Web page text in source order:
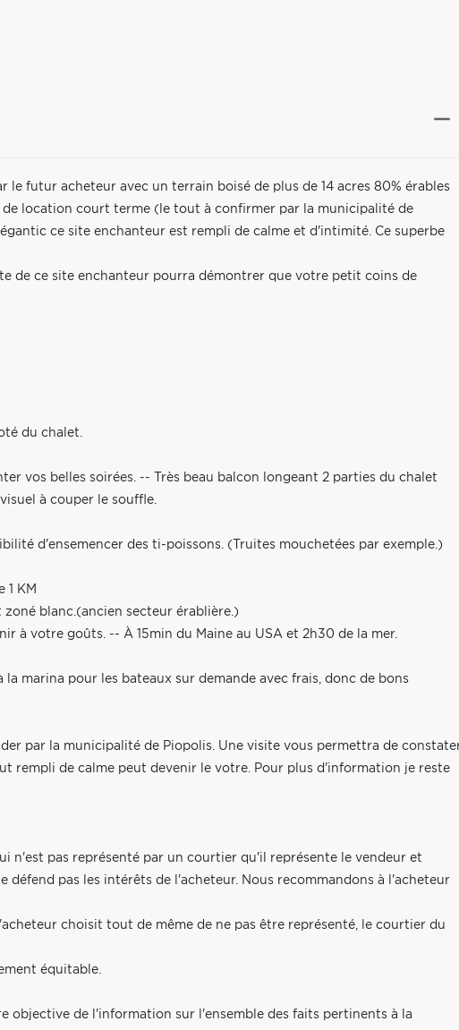
le futur acheteur avec un terrain boisé de plus de 14 acres 80% érables
location court terme (le tout à confirmer par la municipalité de
ce site enchanteur est rempli de calme et d'intimité. Ce superbe
de ce site enchanteur pourra démontrer que votre petit coins de
du chalet.
vos belles soirées. -- Très beau balcon longeant 2 parties du chalet
à couper le souffle.
d'ensemencer des ti-poissons. (Truites mouchetées par exemple.)
1 KM
zoné blanc.(ancien secteur érablière.)
à votre goûts. -- À 15min du Maine au USA et 2h30 de la mer.
la marina pour les bateaux sur demande avec frais, donc de bons
par la municipalité de Piopolis. Une visite vous permettra de
rempli de calme peut devenir le votre. Pour plus d'information je reste
n'est pas représenté par un courtier qu'il représente le vendeur et
défend pas les intérêts de l'acheteur. Nous recommandons à l'acheteur
choisit tout de même de ne pas être représenté, le courtier du
équitable.
objective de l'information sur l'ensemble des faits pertinents à la